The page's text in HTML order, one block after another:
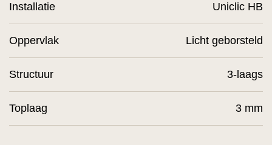
Installatie Uniclic HB
Oppervlak Licht geborsteld
Structuur 3-laags
Toplaag 3 mm